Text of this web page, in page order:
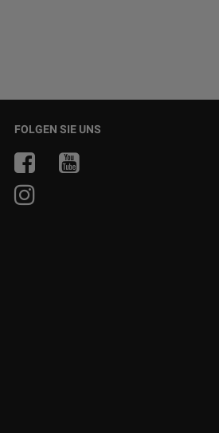
FOLGEN SIE UNS